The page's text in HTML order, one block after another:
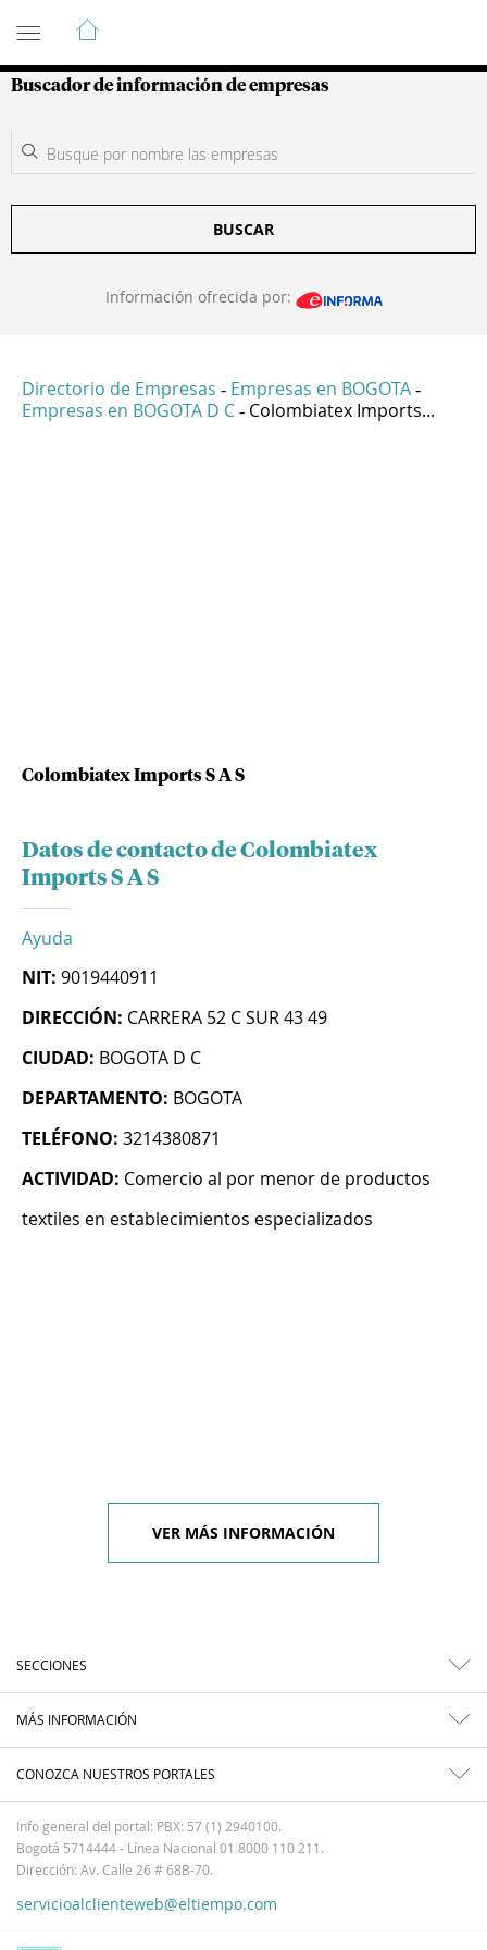
Guía de Empresas Colombianas
Buscador de información de empresas
BUSCAR
Información ofrecida por:
Directorio de Empresas - Empresas en BOGOTA -
Empresas en BOGOTA D C - Colombiatex Imports...
Colombiatex Imports S A S
Datos de contacto de Colombiatex
Imports S A S
Ayuda
NIT: 9019440911
DIRECCIÓN: CARRERA 52 C SUR 43 49
CIUDAD: BOGOTA D C
DEPARTAMENTO: BOGOTA
TELÉFONO: 3214380871
ACTIVIDAD: Comercio al por menor de productos
textiles en establecimientos especializados
VER MÁS INFORMACIÓN
SECCIONES
MÁS INFORMACIÓN
CONOZCA NUESTROS PORTALES
Info general del portal: PBX: 57 (1) 2940100.
Bogotá 5714444 - Línea Nacional 01 8000 110 211.
Dirección: Av. Calle 26 # 68B-70.
servicioalclienteweb@eltiempo.com